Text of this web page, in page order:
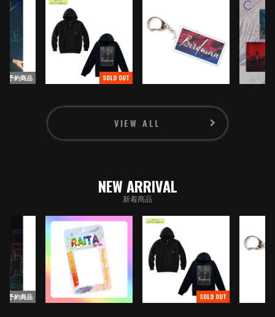
GOODS
CONTACT
RADIO ARCHIVES
MOVIE
予約商品 SOLD OUT
VIEW ALL
NEW ARRIVAL
新着商品
予約商品 SOLD OUT